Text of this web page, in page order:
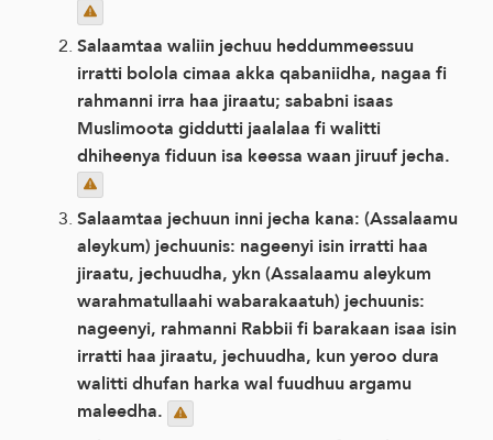
Salaamtaa waliin jechuu heddummeessuu
irratti bolola cimaa akka qabaniidha, nagaa fi
rahmanni irra haa jiraatu; sababni isaas
Muslimoota giddutti jaalalaa fi walitti
dhiheenya fiduun isa keessa waan jiruuf jecha.
Salaamtaa jechuun inni jecha kana: (Assalaamu
aleykum) jechuunis: nageenyi isin irratti haa
jiraatu, jechuudha, ykn (Assalaamu aleykum
warahmatullaahi wabarakaatuh) jechuunis:
nageenyi, rahmanni Rabbii fi barakaan isaa isin
irratti haa jiraatu, jechuudha, kun yeroo dura
walitti dhufan harka wal fuudhuu argamu
maleedha.